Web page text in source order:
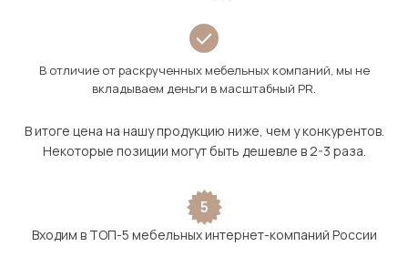
В отличие от раскрученных мебельных компаний, мы не
вкладываем деньги в масштабный PR.
В итоге цена на нашу продукцию ниже, чем у конкурентов.
Некоторые позиции могут быть дешевле в 2-3 раза.
5
Входим в ТОП-5 мебельных интернет-компаний России